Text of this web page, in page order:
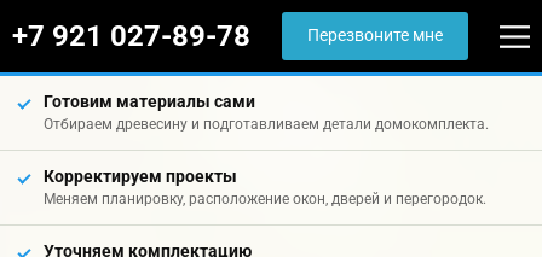
+7 921 027-89-78 Перезвоните мне
Готовим материалы сами
Отбираем древесину и подготавливаем детали домокомплекта.
Корректируем проекты
Меняем планировку, расположение окон, дверей и перегородок.
Уточняем комплектацию